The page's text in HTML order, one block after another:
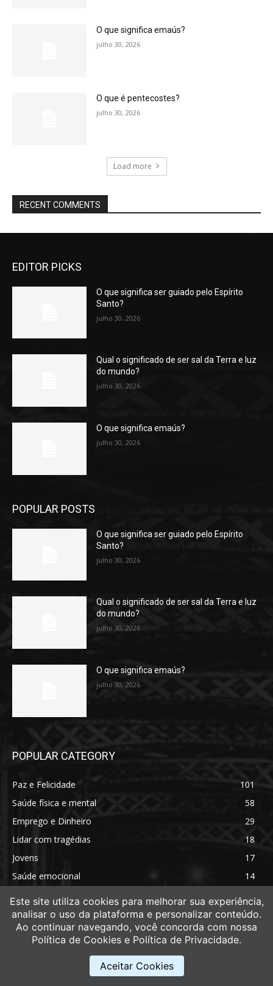
O que significa emaús?
julho 30, 2026
O que é pentecostes?
julho 30, 2026
Load more
RECENT COMMENTS
EDITOR PICKS
O que significa ser guiado pelo Espírito
Santo?
julho 30, 2026
Qual o significado de ser sal da Terra e luz
do mundo?
julho 30, 2026
O que significa emaús?
julho 30, 2026
POPULAR POSTS
O que significa ser guiado pelo Espírito
Santo?
julho 30, 2026
Qual o significado de ser sal da Terra e luz
do mundo?
julho 30, 2026
O que significa emaús?
julho 30, 2026
POPULAR CATEGORY
Paz e Felicidade
101
Saúde física e mental
58
Emprego e Dinheiro
29
Lidar com tragédias
18
Jovens
17
Saúde emocional
14
Este site utiliza cookies para melhorar sua experiência,
analisar o uso da plataforma e personalizar conteúdo.
Ao continuar navegando, você concorda com nossa
Política de Cookies e Política de Privacidade.
Aceitar Cookies